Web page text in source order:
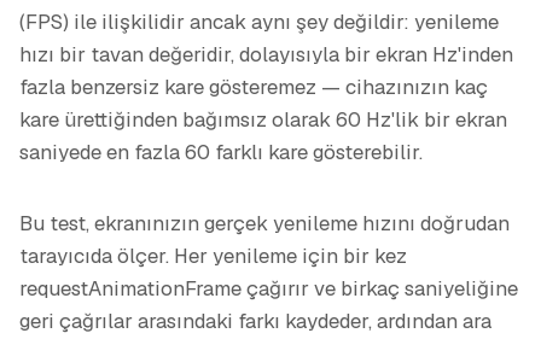
(FPS) ile ilişkilidir ancak aynı şey değildir: yenileme
hızı bir tavan değeridir, dolayısıyla bir ekran Hz'inden
fazla benzersiz kare gösteremez — cihazınızın kaç
kare ürettiğinden bağımsız olarak 60 Hz'lik bir ekran
saniyede en fazla 60 farklı kare gösterebilir.
Bu test, ekranınızın gerçek yenileme hızını doğrudan
tarayıcıda ölçer. Her yenileme için bir kez
requestAnimationFrame çağırır ve birkaç saniyeliğine
geri çağrılar arasındaki farkı kaydeder, ardından ara